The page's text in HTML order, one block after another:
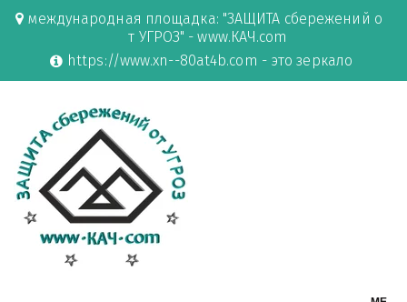
международная площадка: "ЗАЩИТА сбережений о
т УГРОЗ" - www.КАЧ.com
https://www.xn--80at4b.com - это зеркало